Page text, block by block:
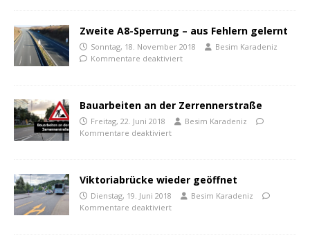
Zweite A8-Sperrung – aus Fehlern gelernt
Sonntag, 18. November 2018
Besim Karadeniz
Kommentare deaktiviert
Bauarbeiten an der Zerrennerstraße
Freitag, 22. Juni 2018
Besim Karadeniz
Kommentare deaktiviert
Viktoriabrücke wieder geöffnet
Dienstag, 19. Juni 2018
Besim Karadeniz
Kommentare deaktiviert